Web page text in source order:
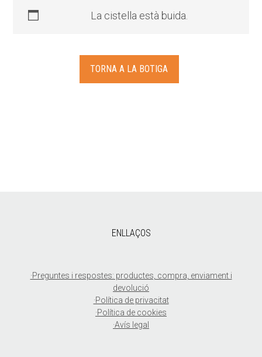
La cistella està buida.
TORNA A LA BOTIGA
ENLLAÇOS
·Preguntes i respostes: productes, compra, enviament i
devolució
·Política de privacitat
·Política de cookies
·Avís legal